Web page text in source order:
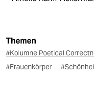
Themen
#Kolumne Poetical
#Frauenkörper